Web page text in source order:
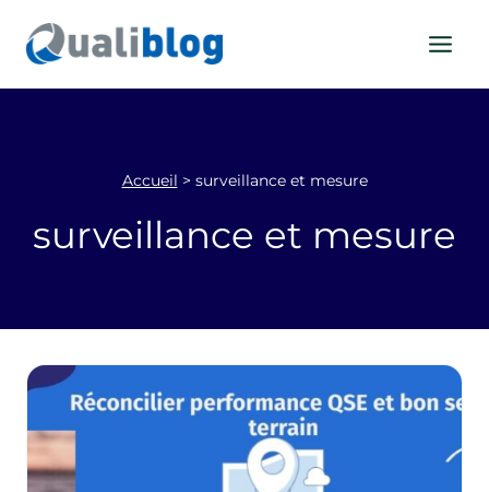
contenu
Accueil > surveillance et mesure
surveillance et mesure